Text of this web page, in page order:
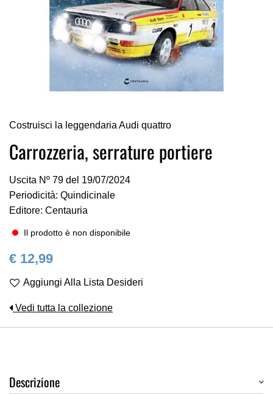
all'inizio
della
galleria
immagini
Costruisci la leggendaria Audi quattro
Carrozzeria, serrature portiere
Uscita Nº 79 del 19/07/2024
Periodicità: Quindicinale
Editore: Centauria
Il prodotto è non disponibile
€ 12,99
Aggiungi Alla Lista Desideri
Vedi tutta la collezione
Descrizione